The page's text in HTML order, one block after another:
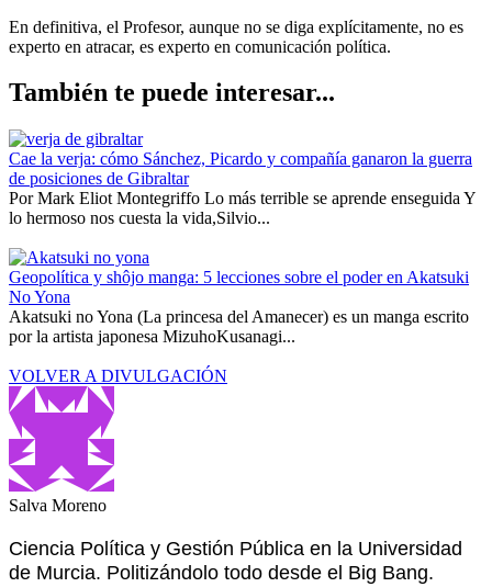
En definitiva, el Profesor, aunque no se diga explícitamente, no es
experto en atracar, es experto en comunicación política.
También te puede interesar...
Cae la verja: cómo Sánchez, Picardo y compañía ganaron la guerra
de posiciones de Gibraltar
Por Mark Eliot Montegriffo Lo más terrible se aprende enseguida Y
lo hermoso nos cuesta la vida,Silvio...
Geopolítica y shôjo manga: 5 lecciones sobre el poder en Akatsuki
No Yona
Akatsuki no Yona (La princesa del Amanecer) es un manga escrito
por la artista japonesa MizuhoKusanagi...
VOLVER A DIVULGACIÓN
Salva Moreno
Ciencia Política y Gestión Pública en la Universidad
de Murcia. Politizándolo todo desde el Big Bang.